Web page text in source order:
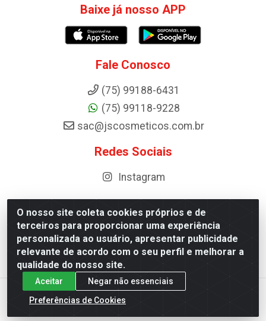
O nosso site coleta cookies próprios e de
terceiros para proporcionar uma experiência
personalizada ao usuário, apresentar publicidade
relevante de acordo com o seu perfil e melhorar a
qualidade do nosso site.
Aceitar
Negar não essenciais
Preferências de Cookies
Baixe já nosso APP
Fale Conosco
(75) 99188-6431
(75) 99118-9228
sac@jscosmeticos.com.br
Redes Sociais
Instagram
Distribuidora de Cosméticos Antoneto LTDA - BA-052,
km 87 - Industrial, Ipirá - BA, 44600-000 - CNPJ
10.984.107/0001-75